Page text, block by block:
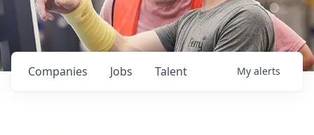
Jobs
Companies Talent My alerts